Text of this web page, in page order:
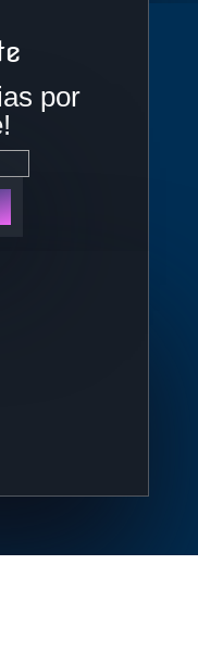
por